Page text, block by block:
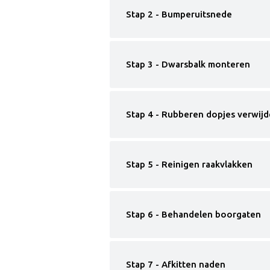
Stap 2 - Bumperuitsnede
Stap 3 - Dwarsbalk monteren
Stap 4 - Rubberen dopjes
Stap 5 - Reinigen raakvlakken
Stap 6 - Behandelen boorgaten
Stap 7 - Afkitten naden